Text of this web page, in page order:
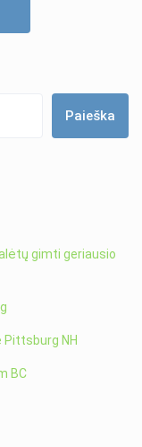
Paieška
gimti geriausio
Pittsburg NH
BC